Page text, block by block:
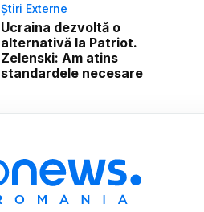
Știri Externe
Ucraina dezvoltă o
alternativă la Patriot.
Zelenski: Am atins
standardele necesare